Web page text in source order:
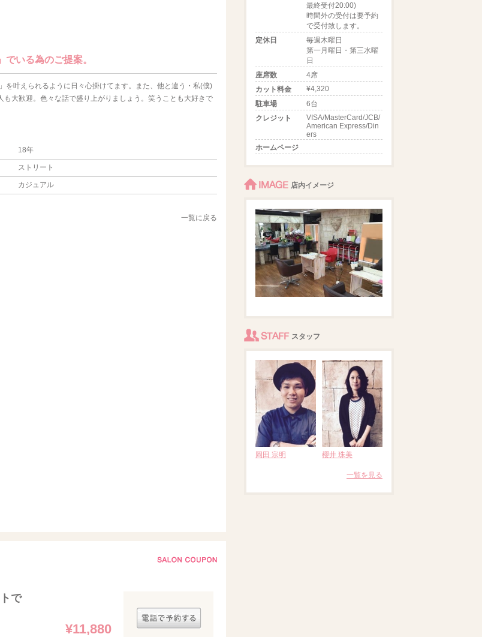
でいる為のご提案。
を叶えられるように日々心掛けてます。また、他と違う・私(僕)
も大歓迎。色々な話で盛り上がりましょう。笑うことも大好きで
18年
ストリート
カジュアル
一覧に戻る
で
¥11,880
最終受付20:00)
時間外の受付は要予約
で受付致します。
定休日
毎週木曜日
第一月曜日・第三水曜
日
座席数
4席
カット料金
¥4,320
駐車場
6台
クレジット
VISA/MasterCard/JCB/
American Express/Din
ers
ホームページ
IMAGE 店内イメージ
STAFF スタッフ
岡田 宗明 櫻井 珠美
一覧を見る